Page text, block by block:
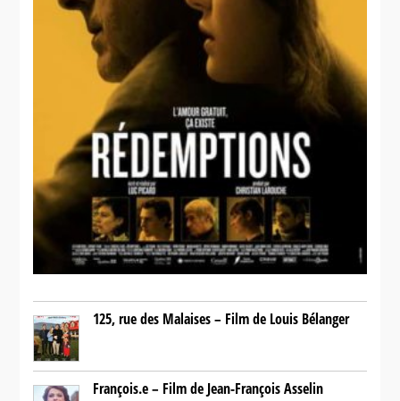
125, rue des Malaises – Film de Louis Bélanger
François.e – Film de Jean-François Asselin